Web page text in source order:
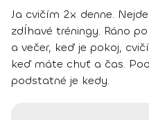
Ja cvičím 2x denne.
zdĺhavé tréningy. Ráno
a večer, keď je pokoj,
keď máte chuť a čas.
podstatné je kedy.